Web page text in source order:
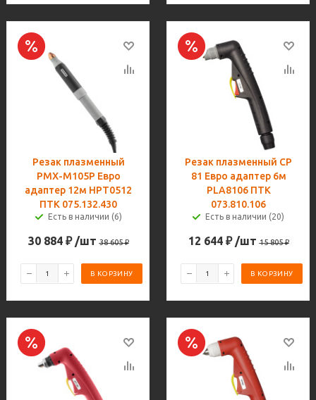
Резак плазменный
PMX-M105P Евро
адаптер 12м HPT0512
ПТК 075.132.430
Есть в наличии (6)
30 884₽ /шт 38 605₽
В КОРЗИНУ
Резак плазменный CP
81 Евро адаптер 6м
PLA8106 ПТК
073.810.106
Есть в наличии (20)
12 644₽ /шт 15 805₽
В КОРЗИНУ